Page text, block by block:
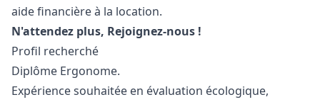
aide financière à la location.
N'attendez plus, Rejoignez-nous !
Profil recherché
Diplôme Ergonome.
Expérience souhaitée en évaluation écologique,